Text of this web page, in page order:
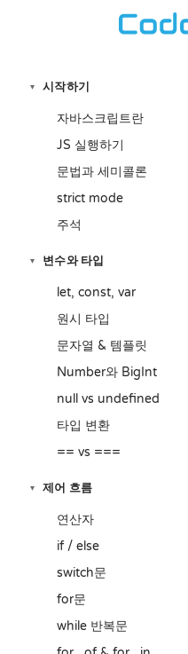
▾ 시작하기
자바스크립트란
JS 실행하기
문법과 세미콜론
strict mode
주석
▾ 변수와 타입
let, const, var
원시 타입
문자열 & 템플릿
Number와 BigInt
null vs undefined
타입 변환
== vs ===
▾ 제어 흐름
연산자
if / else
switch문
for문
while 반복문